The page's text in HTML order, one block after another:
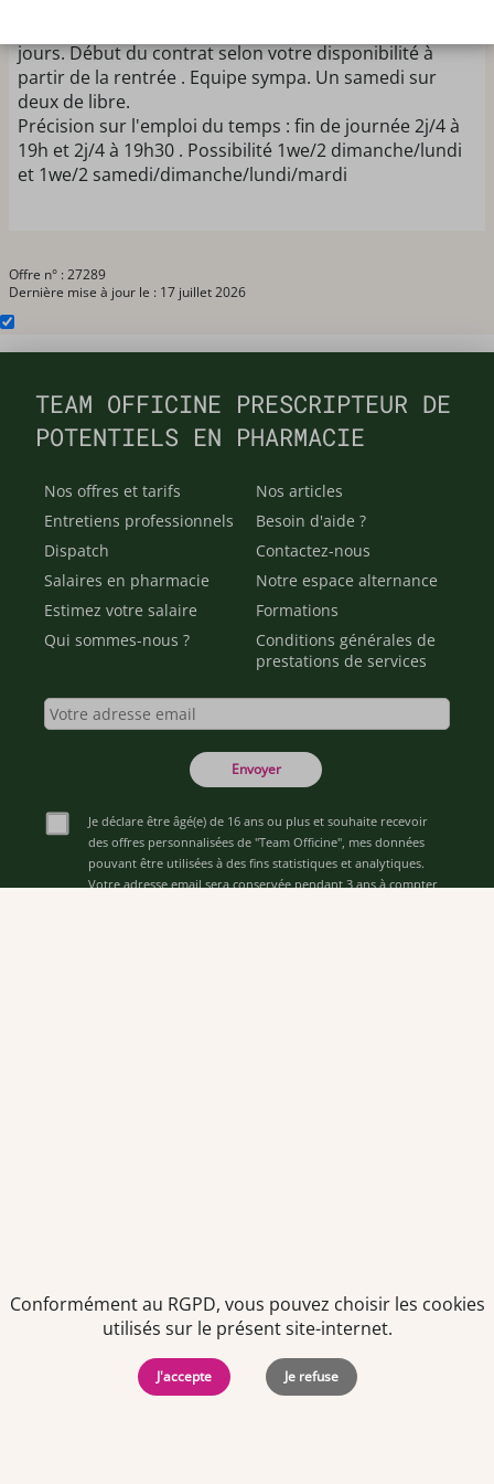
jours. Début du contrat selon votre disponibilité à
partir de la rentrée . Equipe sympa. Un samedi sur
deux de libre.
Précision sur l'emploi du temps : fin de journée 2j/4 à
19h et 2j/4 à 19h30 . Possibilité 1we/2 dimanche/lundi
et 1we/2 samedi/dimanche/lundi/mardi
Offre n° : 27289
Dernière mise à jour le : 17 juillet 2026
TEAM OFFICINE PRESCRIPTEUR DE
POTENTIELS EN PHARMACIE
Nos offres et tarifs
Entretiens professionnels
Dispatch
Salaires en pharmacie
Estimez votre salaire
Qui sommes-nous ?
Nos articles
Besoin d'aide ?
Contactez-nous
Notre espace alternance
Formations
Conditions générales de
prestations de services
Envoyer
Je déclare être âgé(e) de 16 ans ou plus et souhaite recevoir
des offres personnalisées de "Team Officine", mes données
pouvant être utilisées à des fins statistiques et analytiques.
Votre adresse email sera conservée pendant 3 ans à compter
personnelles
réservés.
Conformément au RGPD, vous pouvez choisir les cookies
utilisés sur le présent site-internet.
J'accepte Je refuse